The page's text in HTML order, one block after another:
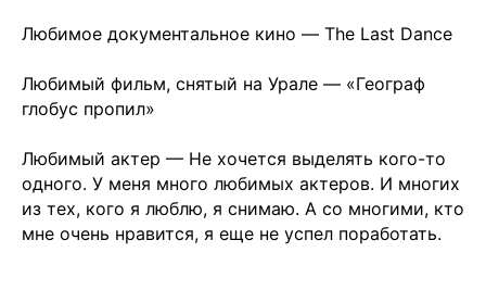
Любимое документальное кино — The Last Dance
Любимый фильм, снятый на Урале — «Географ
глобус пропил»
Любимый актер — Не хочется выделять кого-то
одного. У меня много любимых актеров. И многих
из тех, кого я люблю, я снимаю. А со многими, кто
мне очень нравится, я еще не успел поработать.